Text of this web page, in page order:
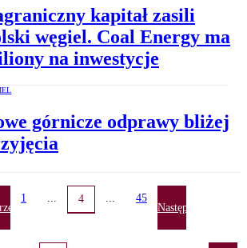
kapitał zasili
węgiel. Coal Energy ma
na inwestycje
górnicze odprawy bliżej
1 ... 4 ... 45
Następna